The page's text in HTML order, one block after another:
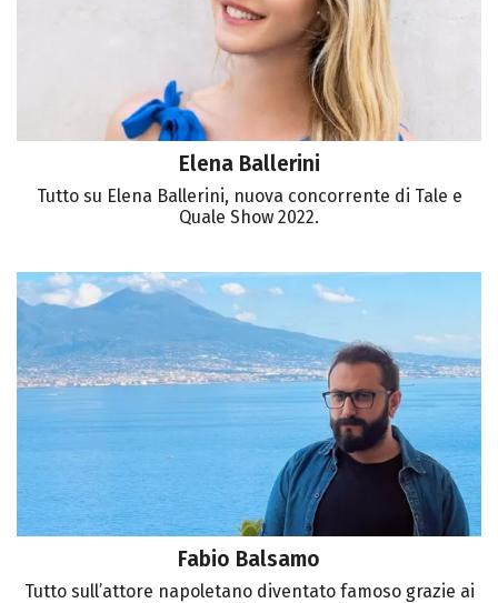
Elena Ballerini
Tutto su Elena Ballerini, nuova concorrente di Tale e
Quale Show 2022.
Fabio Balsamo
Tutto sull’attore napoletano diventato famoso grazie ai